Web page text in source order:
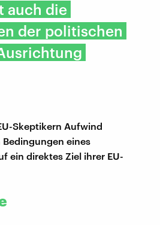
auch die
der politischen
Skeptikern Aufwind
eines
ein direktes Ziel ihrer EU-